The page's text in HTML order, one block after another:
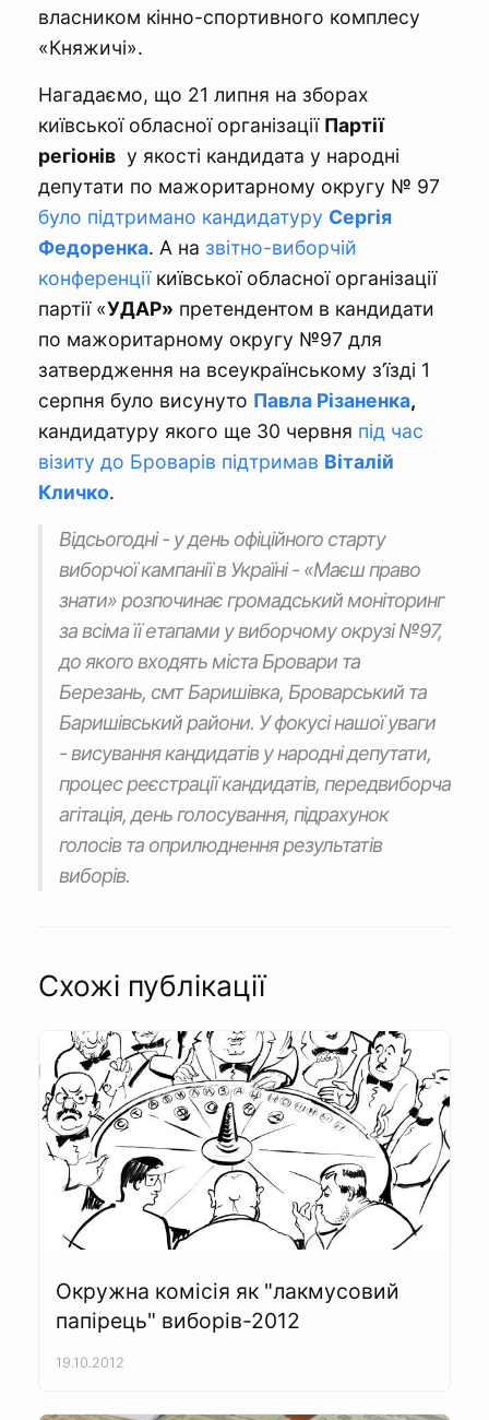
власником кінно-спортивного комплесу
«Княжичі».
Нагадаємо, що 21 липня на зборах
київської обласної організації Партії
регіонів у якості кандидата у народні
депутати по мажоритарному округу № 97
було підтримано кандидатуру Сергія
Федоренка. А на звітно-виборчій
конференціїкиївської обласної організації
партії «УДАР» претендентом в кандидати
по мажоритарному округу №97 для
затвердження на всеукраїнському з’їзді 1
серпня було висунуто Павла Різаненка,
кандидатуру якого ще 30 червня під час
візиту до Броварів підтримав Віталій
Кличко.
Відсьогодні - у день офіційного старту
виборчої кампанії в Україні - «Маєш право
знати» розпочинає громадський моніторинг
за всіма її етапами у виборчому окрузі №97,
до якого входять міста Бровари та
Березань, смт Баришівка, Броварський та
Баришівський райони. У фокусі нашої уваги
- висування кандидатів у народні депутати,
процес реєстрації кандидатів, передвиборча
агітація, день голосування, підрахунок
голосів та оприлюднення результатів
виборів.
Схожі публікації
Окружна комісія як "лакмусовий
папірець" виборів-2012
19.10.2012